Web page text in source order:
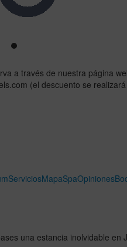
a través de nuestra página
(el descuento se
ServiciosMapaSpaOpiniones
una estancia inolvidable en